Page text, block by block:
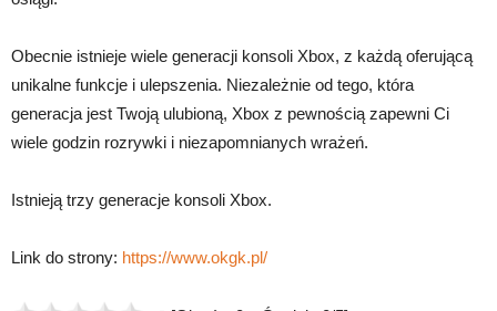
Obecnie istnieje wiele generacji konsoli Xbox, z każdą oferującą
unikalne funkcje i ulepszenia. Niezależnie od tego, która
generacja jest Twoją ulubioną, Xbox z pewnością zapewni Ci
wiele godzin rozrywki i niezapomnianych wrażeń.
Istnieją trzy generacje konsoli Xbox.
Link do strony: https://www.okgk.pl/